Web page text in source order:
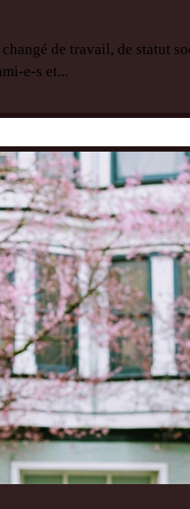
de travail, de statut
e-s et...